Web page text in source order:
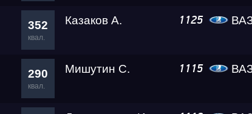
352
квал.
Казаков А. 1125
290
квал.
Мишутин С. 1115